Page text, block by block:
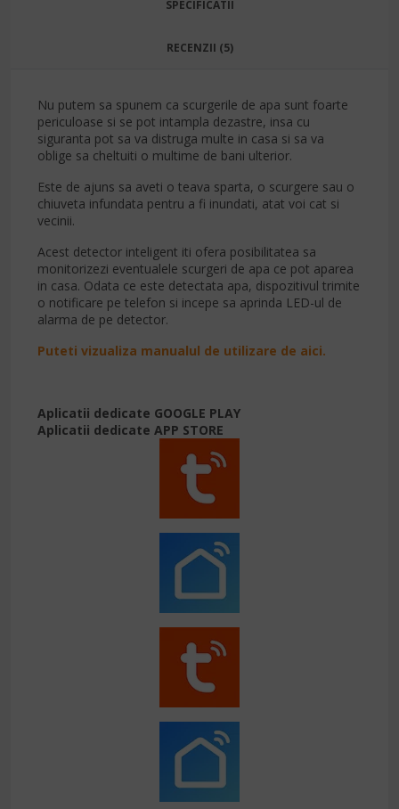
SPECIFICATII
RECENZII (5)
Nu putem sa spunem ca scurgerile de apa sunt foarte
periculoase si se pot intampla dezastre, insa cu
siguranta pot sa va distruga multe in casa si sa va
oblige sa cheltuiti o multime de bani ulterior.
Este de ajuns sa aveti o teava sparta, o scurgere sau o
chiuveta infundata pentru a fi inundati, atat voi cat si
vecinii.
Acest detector inteligent iti ofera posibilitatea sa
monitorizezi eventualele scurgeri de apa ce pot aparea
in casa. Odata ce este detectata apa, dispozitivul trimite
o notificare pe telefon si incepe sa aprinda LED-ul de
alarma de pe detector.
Puteti vizualiza manualul de utilizare de aici.
Aplicatii dedicate GOOGLE PLAY
Aplicatii dedicate APP STORE